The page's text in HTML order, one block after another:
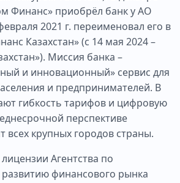
Финанс» приобрёл банк у АО
2021 г. переименовал его в
Казахстан» (с 14 мая 2024 –
Миссия банка –
и инновационный» сервис для
и предпринимателей. В
гибкость тарифов и цифровую
перспективе
всех крупных городов страны.
Агентства по
финансового рынка